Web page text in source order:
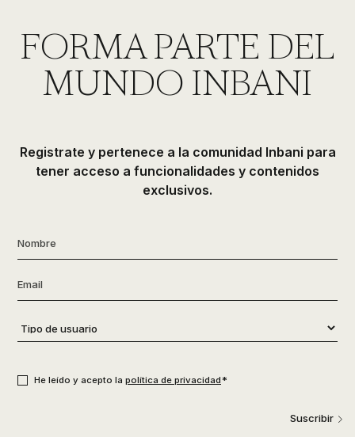
FORMA PARTE DEL
MUNDO INBANI
Registrate y pertenece a la comunidad Inbani para
tener acceso a funcionalidades y contenidos
exclusivos.
Nombre
Email
Tipo
de
He leído y acepto la política de privacidad*
Suscribir